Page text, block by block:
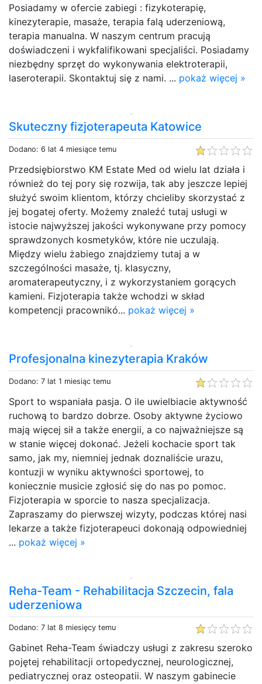
Posiadamy w ofercie zabiegi : fizykoterapię,
kinezyterapie, masaże, terapia falą uderzeniową,
terapia manualna. W naszym centrum pracują
doświadczeni i wykfalifikowani specjaliści. Posiadamy
niezbędny sprzęt do wykonywania elektroterapii,
laseroterapii. Skontaktuj się z nami. ... pokaż więcej »
Skuteczny fizjoterapeuta Katowice
Dodano: 6 lat 4 miesiące temu
Przedsiębiorstwo KM Estate Med od wielu lat działa i
również do tej pory się rozwija, tak aby jeszcze lepiej
służyć swoim klientom, którzy chcieliby skorzystać z
jej bogatej oferty. Możemy znaleźć tutaj usługi w
istocie najwyższej jakości wykonywane przy pomocy
sprawdzonych kosmetyków, które nie uczulają.
Między wielu żabiego znajdziemy tutaj a w
szczególności masaże, tj. klasyczny,
aromaterapeutyczny, i z wykorzystaniem gorących
kamieni. Fizjoterapia także wchodzi w skład
kompetencji pracownikó... pokaż więcej »
Profesjonalna kinezyterapia Kraków
Dodano: 7 lat 1 miesiąc temu
Sport to wspaniała pasja. O ile uwielbiacie aktywność
ruchową to bardzo dobrze. Osoby aktywne życiowo
mają więcej sił a także energii, a co najważniejsze są
w stanie więcej dokonać. Jeżeli kochacie sport tak
samo, jak my, niemniej jednak doznaliście urazu,
kontuzji w wyniku aktywności sportowej, to
koniecznie musicie zgłosić się do nas po pomoc.
Fizjoterapia w sporcie to nasza specjalizacja.
Zapraszamy do pierwszej wizyty, podczas której nasi
lekarze a także fizjoterapeuci dokonają odpowiedniej
... pokaż więcej »
Reha-Team - Rehabilitacja Szczecin, fala
uderzeniowa
Dodano: 7 lat 8 miesięcy temu
Gabinet Reha-Team świadczy usługi z zakresu szeroko
pojętej rehabilitacji ortopedycznej, neurologicznej,
pediatrycznej oraz osteopatii. W naszym gabinecie